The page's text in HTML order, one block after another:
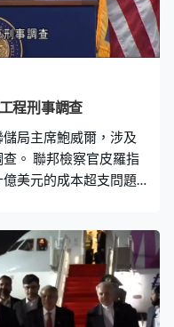
若有必要將飛往巴基
國白宮發言人萊維特：
言，總統希望給外交
天（周六）將前往巴
得進展，希望今次會
訪問，指伊朗計劃提
容，又指美國正與伊朗
軍將繼續封
程刑事調查
儲局主席鮑威爾，涉及
。 聯邦檢察官皮羅指
美元的成本超支問題
沃什出任下任聯儲局
查是為沃什獲確認任命
除非結束對鮑威爾的
名。